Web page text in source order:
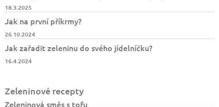
18.3.2025
Jak na první příkrmy?
26.10.2024
Jak zařadit zeleninu do svého jídelníčku?
16.4.2024
Zeleninové recepty
Zeleninová směs s tofu